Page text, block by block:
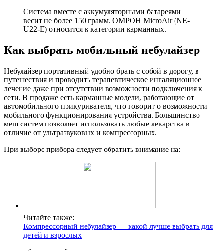
Система вместе с аккумуляторными батареями
весит не более 150 грамм. ОМРОН MicroAir (NE-
U22-E) относится к категории карманных.
Как выбрать мобильный небулайзер
Небулайзер портативный удобно брать с собой в дорогу, в
путешествия и проводить терапевтическое ингаляционное
лечение даже при отсутствии возможности подключения к
сети. В продаже есть карманные модели, работающие от
автомобильного прикуривателя, что говорит о возможности
мобильного функционирования устройства. Большинство
меш систем позволяет использовать любые лекарства в
отличие от ультразвуковых и компрессорных.
При выборе прибора следует обратить внимание на:
Читайте также:
Компрессорный небулайзер — какой лучше выбрать для
детей и взрослых